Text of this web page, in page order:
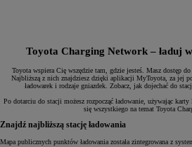
Toyota Charging Network – ładuj
Toyota wspiera Cię wszędzie tam, gdzie jesteś. Masz dostęp
Najbliższą z nich znajdziesz dzięki aplikacji MyToyota, za jej
ładowarek i rodzaje gniazdek. Zobacz, jak dojechać do
Po dotarciu do stacji możesz rozpocząć ładowanie, używając
się wszystkiego na temat Toyota
Znajdź najbliższą stację ładowania
Mapa publicznych punktów ładowania została zintegrowana z